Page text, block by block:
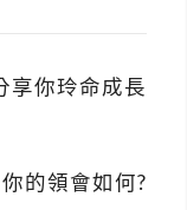
享你玲命成長
的領會如何?